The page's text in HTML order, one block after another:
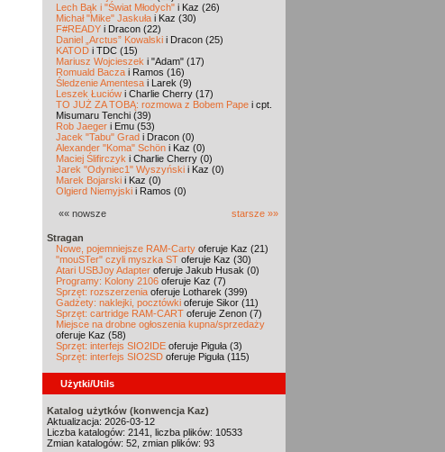
Lech Bąk i "Świat Młodych" i Kaz (26)
Michał "Mike" Jaskuła i Kaz (30)
F#READY i Dracon (22)
Daniel „Arctus” Kowalski i Dracon (25)
KATOD i TDC (15)
Mariusz Wojcieszek i "Adam" (17)
Romuald Bacza i Ramos (16)
Śledzenie Amentesa i Larek (9)
Leszek Łuciów i Charlie Cherry (17)
TO JUŻ ZA TOBĄ: rozmowa z Bobem Pape i cpt.
Misumaru Tenchi (39)
Rob Jaeger i Emu (53)
Jacek "Tabu" Grad i Dracon (0)
Alexander "Koma" Schön i Kaz (0)
Maciej Ślifirczyk i Charlie Cherry (0)
Jarek "Odyniec1" Wyszyński i Kaz (0)
Marek Bojarski i Kaz (0)
Olgierd Niemyjski i Ramos (0)
«« nowsze starsze »»
Stragan
Nowe, pojemniejsze RAM-Carty oferuje Kaz (21)
"mouSTer" czyli myszka ST oferuje Kaz (30)
Atari USBJoy Adapter oferuje Jakub Husak (0)
Programy: Kolony 2106 oferuje Kaz (7)
Sprzęt: rozszerzenia oferuje Lotharek (399)
Gadżety: naklejki, pocztówki oferuje Sikor (11)
Sprzęt: cartridge RAM-CART oferuje Zenon (7)
Miejsce na drobne ogłoszenia kupna/sprzedaży
oferuje Kaz (58)
Sprzęt: interfejs SIO2IDE oferuje Piguła (3)
Sprzęt: interfejs SIO2SD oferuje Piguła (115)
Użytki/Utils
Katalog użytków (konwencja Kaz)
Aktualizacja: 2026-03-12
Liczba katalogów: 2141, liczba plików: 10533
Zmian katalogów: 52, zmian plików: 93